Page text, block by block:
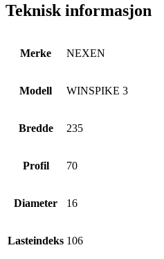
Teknisk informasjon
Merke NEXEN
Modell WINSPIKE 3
Bredde 235
Profil 70
Diameter 16
Lasteindeks 106